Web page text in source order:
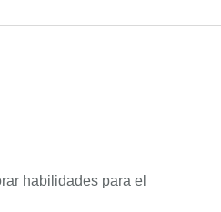
habilidades para el